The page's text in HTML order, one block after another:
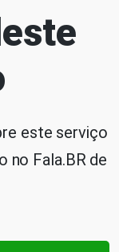
este serviço
no Fala.BR de